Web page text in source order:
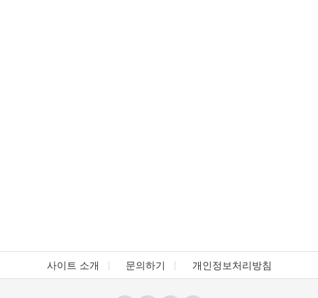
사이트 소개 문의하기 개인정보처리방침